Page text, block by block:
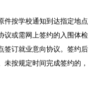
件按学校通知到达指定地点
议或需网上签约的入围体检
签订就业意向协议。签约后
按规定时间完成签约的，